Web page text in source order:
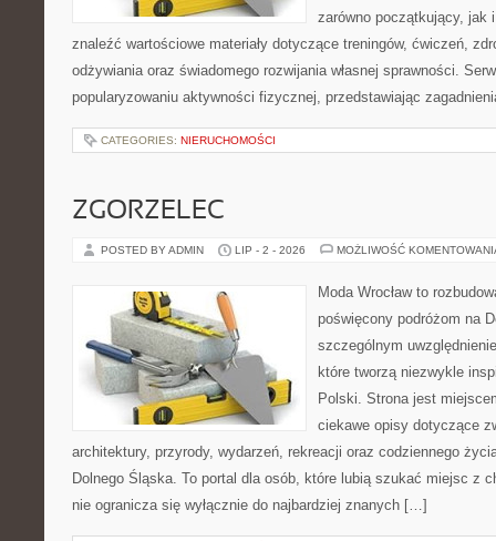
zarówno początkujący, jak
znaleźć wartościowe materiały dotyczące treningów, ćwiczeń,
odżywiania oraz świadomego rozwijania własnej sprawności.
popularyzowaniu aktywności fizycznej, przedstawiając
CATEGORIES: NIERUCHOMOŚCI
ZGORZELEC
POSTED BY ADMIN LIP - 2 - 2026 MOŻLIWOŚĆ
Moda Wrocław to
poświęcony podróżom na
szczególnym
które tworzą niezwykle
Polski. Strona jest
ciekawe opisy dotyczące
architektury, przyrody, wydarzeń, rekreacji oraz codziennego
Dolnego Śląska. To portal dla osób, które lubią szukać miejsc z
nie ogranicza się wyłącznie do najbardziej znanych […]